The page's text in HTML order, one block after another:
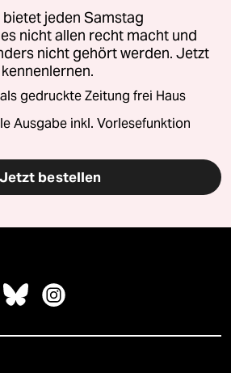
jeden Samstag
nicht allen recht macht und
nicht gehört werden. Jetzt
gedruckte Zeitung frei Haus
Ausgabe inkl. Vorlesefunktion
Jetzt bestellen